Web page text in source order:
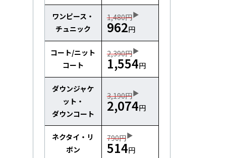
ワンピース・
チュニック
1,480円
962円
コート/ニット
コート
2,390円
1,554円
ダウンジャケ
ット・
ダウンコート
3,190円
2,074円
ネクタイ・リ
ボン
790円
514円